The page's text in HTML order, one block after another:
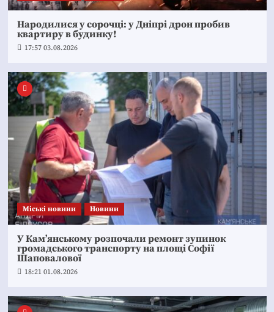
Народилися у сорочці: у Дніпрі дрон пробив
квартиру в будинку!
17:57 03.08.2026
Mіські новини Новини
У Кам’янському розпочали ремонт зупинок
громадського транспорту на площі Софії
Шаповалової
18:21 01.08.2026